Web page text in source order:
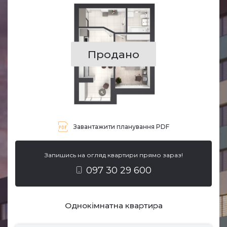
Однокімнатна квартира
Продано
Завантажити планування PDF
Запишись на огляд квартири прямо зараз!
097 30 29 600